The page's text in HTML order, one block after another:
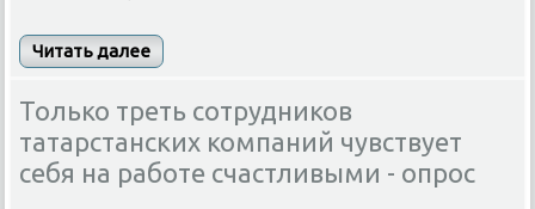
Читать далее
Только треть сотрудников
татарстанских компаний чувствует
себя на работе счастливыми - опрос